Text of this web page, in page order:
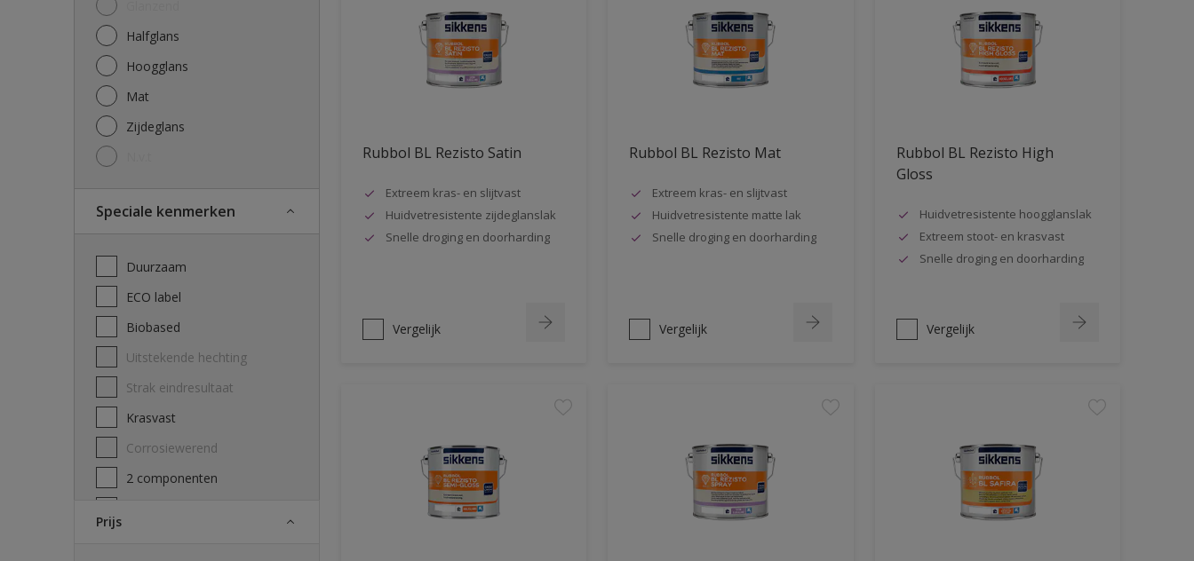
Halfglans
Hoogglans
Mat
Zijdeglans
Speciale kenmerken
Duurzaam
ECO label
Biobased
Uitstekende hechting
Strak eindresultaat
Krasvast
Corrosiewerend
2 componenten
Prijs
Rubbol BL Rezisto Satin
Extreem kras- en slijtvast
Huidvetresistente zijdeglanslak
Snelle droging en doorharding
Vergelijk
Rubbol BL Rezisto Mat
Extreem kras- en slijtvast
Huidvetresistente matte lak
Snelle droging en doorharding
Vergelijk
Rubbol BL Rezisto High
Gloss
Huidvetresistente hoogglanslak
Extreem stoot- en krasvast
Snelle droging en doorharding
Vergelijk